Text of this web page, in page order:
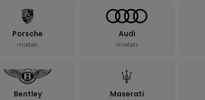
Porsche
mieten
Audi
mieten
Bentley Maserati